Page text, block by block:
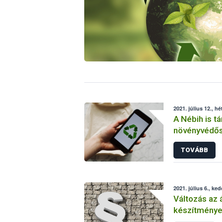
2021. július 12.,
A Nébih is
magasabb
TOVÁBB
2021. július 6.,
Változás az
készítmények forgalomba